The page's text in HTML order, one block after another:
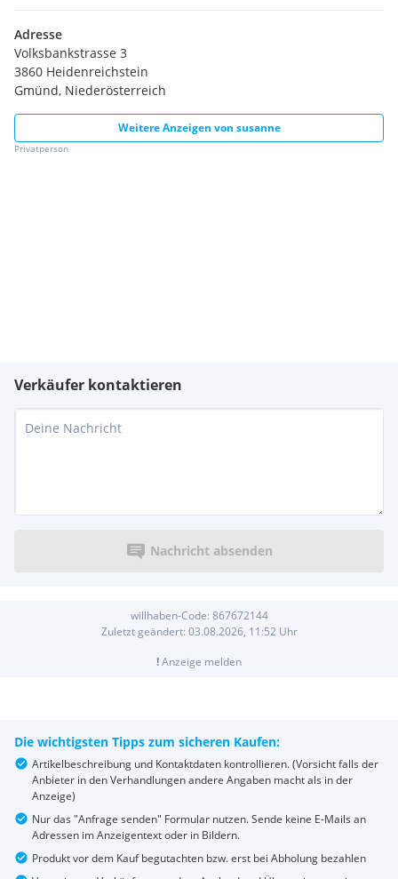
Adresse
Volksbankstrasse 3
3860 Heidenreichstein
Gmünd, Niederösterreich
Weitere Anzeigen von susanne
Privatperson
Verkäufer kontaktieren
Nachricht absenden
willhaben-Code: 867672144
Zuletzt geändert: 03.08.2026, 11:52 Uhr
!Anzeige melden
Die wichtigsten Tipps zum sicheren Kaufen:
Artikelbeschreibung und Kontaktdaten kontrollieren. (Vorsicht falls der
Anbieter in den Verhandlungen andere Angaben macht als in der
Anzeige)
Nur das "Anfrage senden" Formular nutzen. Sende keine E-Mails an
Adressen im Anzeigentext oder in Bildern.
Produkt vor dem Kauf begutachten bzw. erst bei Abholung bezahlen